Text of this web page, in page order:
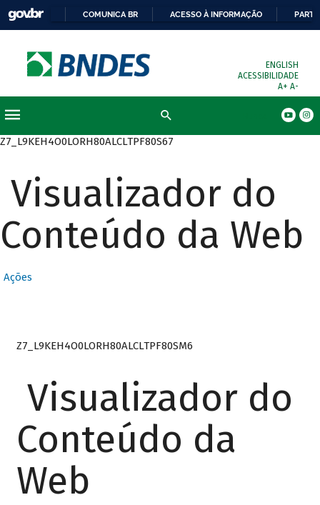
COMUNICA BR ACESSO À INFORMAÇÃO
ENGLISH
ACESSIBILIDADE
A+ A-
Z7_L9KEH4O0LORH80ALCLTPF80S67
Visualizador do
Conteúdo da Web
Ações
Z7_L9KEH4O0LORH80ALCLTPF80SM6
Visualizador do
Conteúdo da
Web